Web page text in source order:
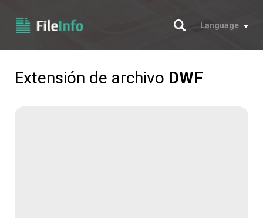
Buscar
Language
Extensión de archivo DWF